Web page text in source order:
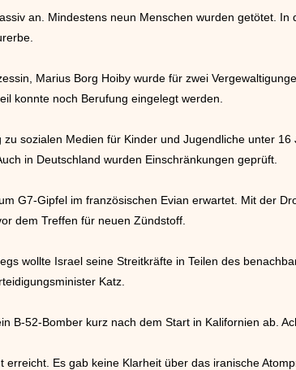
an. Mindestens neun Menschen wurden getötet.
Marius Borg Hoiby wurde für zwei
konnte noch Berufung eingelegt werden.
sozialen Medien für Kinder und Jugendliche unter
in Deutschland wurden Einschränkungen geprüft.
G7-Gipfel im französischen Evian erwartet. Mit der
dem Treffen für neuen Zündstoff.
wollte Israel seine Streitkräfte in Teilen des
Katz.
B-52-Bomber kurz nach dem Start in Kalifornien ab.
erreicht. Es gab keine Klarheit über das iranische